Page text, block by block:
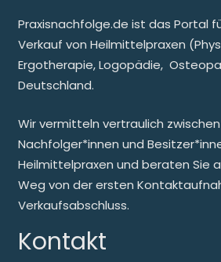
Praxisnachfolge.de ist das Portal
Verkauf von Heilmittelpraxen
Ergotherapie, Logopädie,
Deutschland.
Wir vermitteln vertraulich
Nachfolger*innen und
Heilmittelpraxen und beraten Sie
Weg von der ersten
Verkaufsabschluss.
Kontakt